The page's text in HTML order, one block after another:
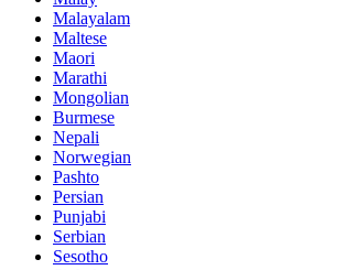
Malayalam
Maltese
Maori
Marathi
Mongolian
Burmese
Nepali
Norwegian
Pashto
Persian
Punjabi
Serbian
Sesotho